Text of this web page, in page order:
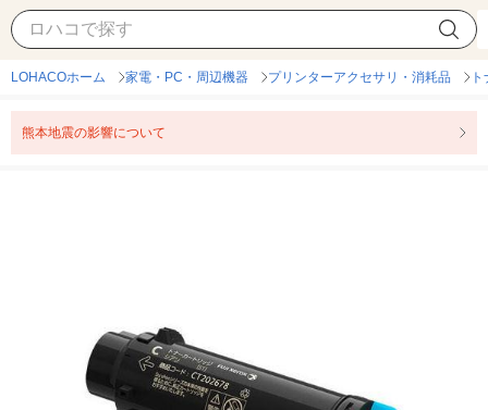
LOHACOホーム 家電・PC・周辺機器 プリンターアクセサリ・消耗品
熊本地震の影響について